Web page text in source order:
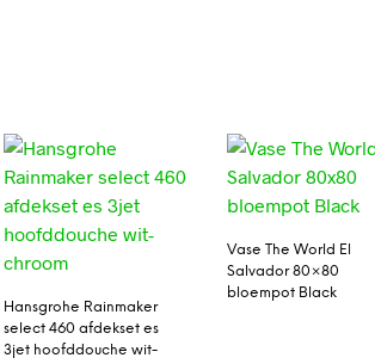
Hansgrohe Rainmaker
select 460 afdekset es
3jet hoofddouche wit-
Vase The World El
Salvador 80×80
bloempot Black